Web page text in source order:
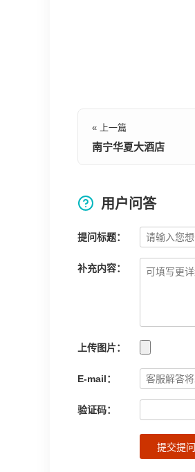
« 上一篇
南宁华夏大酒店
用户问答
提问标题：
补充内容：
上传图片：
E-mail：
验证码：
提交提问